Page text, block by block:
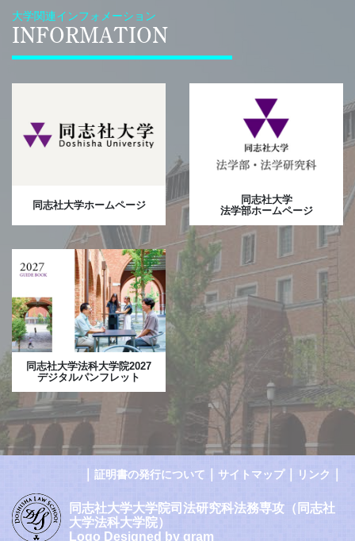
大学関連インフォメーション
INFORMATION
同志社大学ホームページ
同志社大学
法学部ホームページ
同志社大学法科大学院2027
デジタルパンフレット
証明書の発行について サイトマップ｜ リンク
同志社大学大学院司法研究科法務専攻（同志社
大学法科大学院）
Logo Designed by gram